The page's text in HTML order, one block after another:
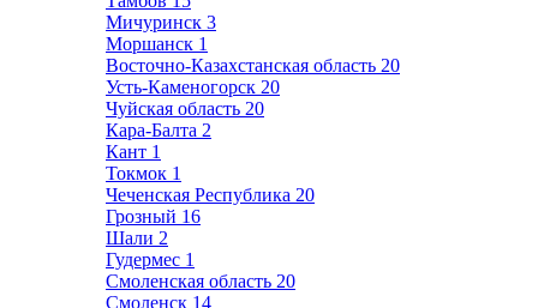
Мичуринск 3
Моршанск 1
Восточно-Казахстанская область 20
Усть-Каменогорск 20
Чуйская область 20
Кара-Балта 2
Кант 1
Токмок 1
Чеченская Республика 20
Грозный 16
Шали 2
Гудермес 1
Смоленская область 20
Смоленск 14